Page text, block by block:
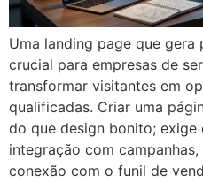
Uma landing page que
crucial para empresas de
transformar visitantes em
qualificadas. Criar uma
do que design bonito; exige
integração com
conexão com o funil de